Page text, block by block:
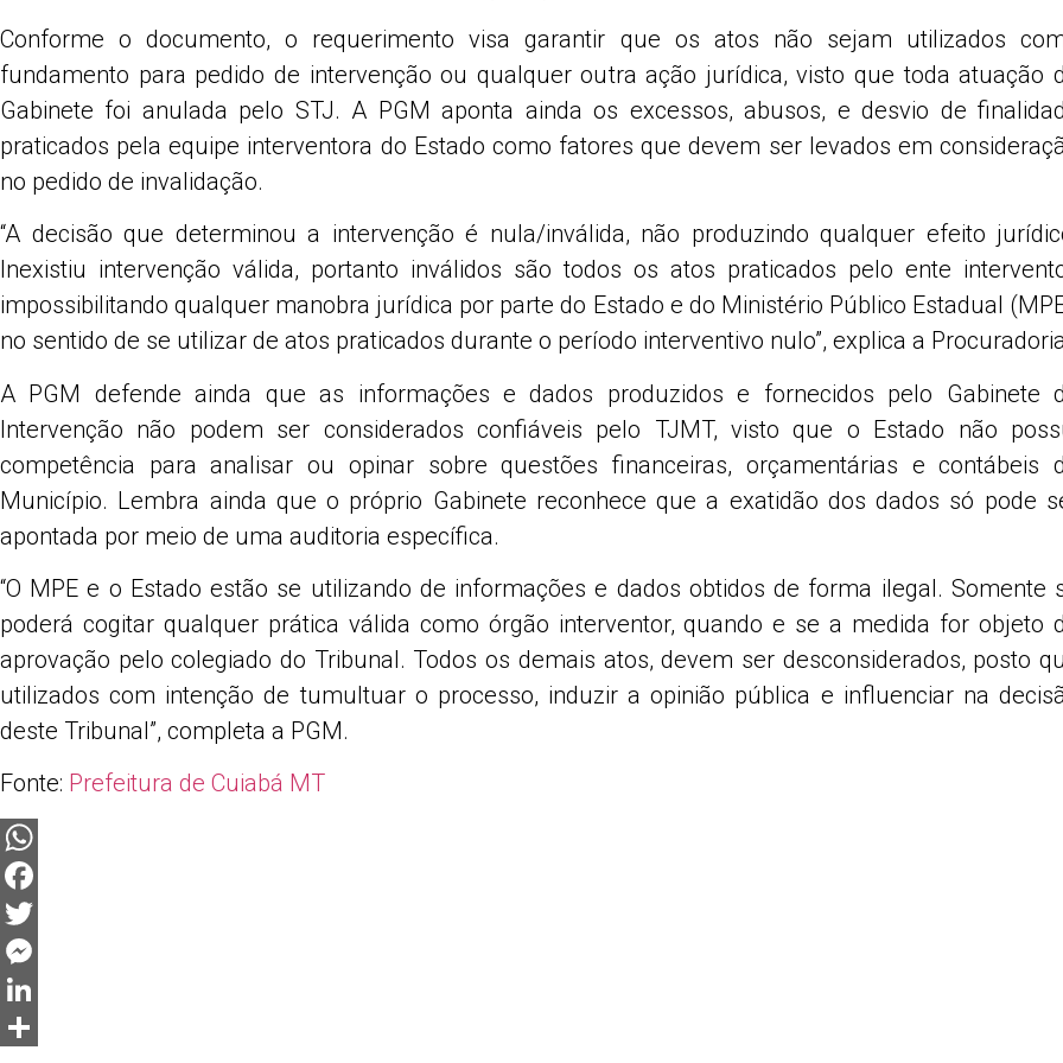
Conforme o documento, o requerimento visa garantir que os atos não sejam utilizados
fundamento para pedido de intervenção ou qualquer outra ação jurídica, visto que toda atuação
Gabinete foi anulada pelo STJ. A PGM aponta ainda os excessos, abusos, e desvio de
praticados pela equipe interventora do Estado como fatores que devem ser levados em
no pedido de invalidação.
“A decisão que determinou a intervenção é nula/inválida, não produzindo qualquer efeito
Inexistiu intervenção válida, portanto inválidos são todos os atos praticados pelo ente
impossibilitando qualquer manobra jurídica por parte do Estado e do Ministério Público Estadual
no sentido de se utilizar de atos praticados durante o período interventivo nulo”, explica a
A PGM defende ainda que as informações e dados produzidos e fornecidos pelo Gabinete
Intervenção não podem ser considerados confiáveis pelo TJMT, visto que o Estado não
competência para analisar ou opinar sobre questões financeiras, orçamentárias e contábeis
Município. Lembra ainda que o próprio Gabinete reconhece que a exatidão dos dados só pode
apontada por meio de uma auditoria específica.
“O MPE e o Estado estão se utilizando de informações e dados obtidos de forma ilegal. Somente
poderá cogitar qualquer prática válida como órgão interventor, quando e se a medida for objeto
aprovação pelo colegiado do Tribunal. Todos os demais atos, devem ser desconsiderados, posto
utilizados com intenção de tumultuar o processo, induzir a opinião pública e influenciar na
deste Tribunal”, completa a PGM.
Fonte: Prefeitura de Cuiabá MT
WhatsApp
Facebook
Twitter
Messenger
LinkedIn